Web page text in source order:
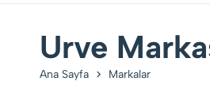
Urve
Ana Sayfa Markalar